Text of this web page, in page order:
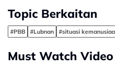
Topic Berkaitan
#PBB #Lubnan #situasi
Must Watch Video